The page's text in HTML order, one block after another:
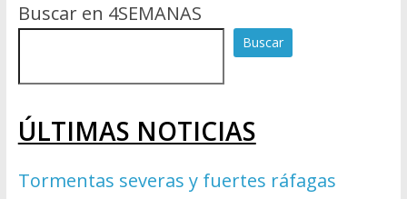
Buscar en 4SEMANAS
Buscar
ÚLTIMAS NOTICIAS
Tormentas severas y fuertes ráfagas